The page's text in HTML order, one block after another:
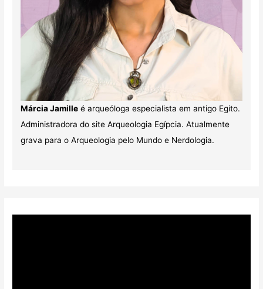
Márcia Jamilleé arqueóloga especialista em antigo Egito.
Administradora do site Arqueologia Egípcia. Atualmente
grava para o Arqueologia pelo Mundo e Nerdologia.